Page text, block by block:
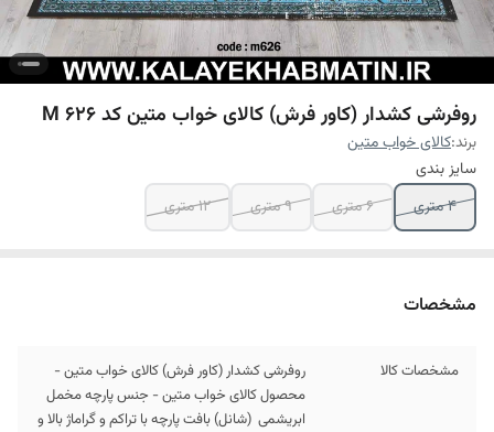
روفرشی کشدار (کاور فرش) کالای خواب متین کد M 626
برند:کالای خواب متین
سایز بندی
4 متری
6 متری 9 متری 12 متری
مشخصات
مشخصات کالا
روفرشی کشدار (کاور فرش) کالای خواب متین -
محصول کالای خواب متین - جنس پارچه مخمل
ابریشمی (شانل) بافت پارچه با تراکم و گراماژ بالا و